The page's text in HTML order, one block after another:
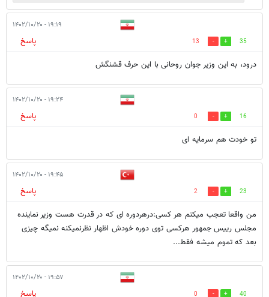
۱۹:۱۹ - ۱۴۰۲/۱۰/۲۰
35
13
پاسخ
درود، به این وزیر جوان روحانی با این حرف قشنگش
۱۹:۲۴ - ۱۴۰۲/۱۰/۲۰
16
0
پاسخ
تو خودت هم سرمایه ای
۱۹:۴۵ - ۱۴۰۲/۱۰/۲۰
23
2
پاسخ
من واقعا تعجب میکنم هر کسی:درهردوره ای که در قدرت هست وزیر نماینده
مجلس رییس جمهور هرکسی توی دوره خودش اظهار نظرنمیکنه نمیگه چیزی
بعد که تموم میشه فقط...
۱۹:۵۷ - ۱۴۰۲/۱۰/۲۰
40
0 پاسخ